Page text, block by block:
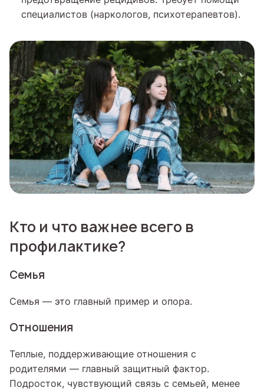
специалистов (наркологов, психотерапевтов).
Кто и что важнее всего в
профилактике?
Семья
Семья — это главный пример и опора.
Отношения
Теплые, поддерживающие отношения с
родителями — главный защитный фактор.
Подросток, чувствующий связь с семьей, менее